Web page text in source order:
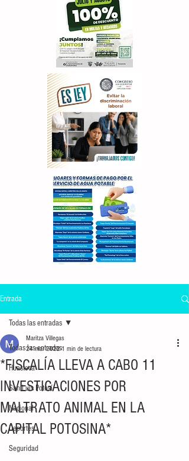
Entrada
Todas las entradas
Huasteca
San Luis Potosí
Nacional
Deportes
Seguridad
Todas las entradas
*FISCALÍA LLEVA A CABO 11
INVESTIGACIONES POR
MALTRATO ANIMAL EN LA
CAPITAL POTOSINA*
Maritza Villegas
24 mar 20221 min de lectura